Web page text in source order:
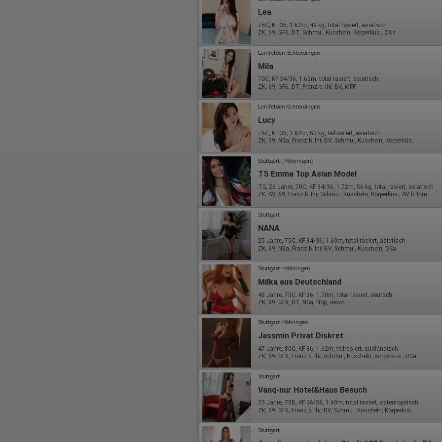
sowie die von dem Browser übermittelte IP-Adresse werden übertragen
und gespeichert. Dabei können aus den verarbeiteten Daten
Nutzungsprofile der Nutzer erstellt werden. Diese Informationen wird
Google gegebenenfalls auch an Dritte übertragen, sofern dies gesetzlich
vorgeschrieben wird oder, soweit Dritte diese Daten im Auftrag von
Google verarbeiten. Die IP-Adresse der Nutzer wird von Google innerhalb
von Mitgliedstaaten der Europäischen Union oder in anderen
Vertragsstaaten des Abkommens über den Europäischen
Wirtschaftsraum gekürzt, dies bedeutet, dass alle Daten anonym
erhoben werden. Nur in Ausnahmefällen wird die volle IP-Adresse an
einen Server von Google in den USA übertragen und dort gekürzt. Die von
dem Browser des Nutzers übermittelte IP-Adresse wird nicht mit anderen
Daten von Google zusammengeführt.
Erhobene Informationen zum Besucherverhalten sind folgende:
Herkunft (Land und Stadt)
Sprache
Betriebssystem
Gerät (PC, Tablet-PC oder Smartphone)
Browser und alle verwendeten Add-ons
Auflösung des Computers
Besucherquelle (Facebook, Suchmaschine oder verweisende
Webseite)
Welche Dateien wurden heruntergeladen?
Welche Videos angeschaut?
Wurden Werbebanner angeklickt?
Wohin ging der Besucher? Klickte er auf weitere Seiten des Portals
oder hat er sie komplett verlassen?
Wie lange blieb der Besucher?
Ort der Verarbeitung:
Europäische Union & USA
Hotjar
Wir nutzen Hotjar als Webanalysedient. Es wird verwendet, um Daten
über das Benutzerverhalten zu sammeln. Hotjar kann auch im Rahmen
von Umfragen und Feedbackfunktionen, die auf unserer Website
eingebunden sind, von Ihnen bereitgestellte Informationen verarbeiten.
Herausgeber:
Hotjar Limited, Malta
Erhobene Daten:
Datum und Uhrzeit des Besuchs
Gerätetyp
Geografischer Standort
IP-Adresse
Mausbewegungen
Besuchte Seiten
Referrer URL
Bildschirmauflösung
Eindeutige Gerätekennung
Sprachinformationen
Lea
75C, KF 36, 1.62m, 49 kg, total rasiert, asiatisch
ZK, 69, GF6, DT, Schmu., Kuscheln, Körperküs., ZAa
Leinfelden-Echterdingen
Mila
70C, KF 34/36, 1.65m, total rasiert, asiatisch
ZK, 69, GF6, DT, Franz b. Ihr, BV, MFF
Leinfelden-Echterdingen
Lucy
75C, KF 36, 1.62m, 50 kg, teilrasiert, asiatisch
ZK, 69, NSa, Franz b. Ihr, BV, Schmu., Kuscheln, Körperküs.
Stuttgart ( Möhringen)
TS Emma Top Asian Model
TS, 26 Jahre, 70C, KF 34/36, 1.72m, 56 kg, total rasiert, asiatisch
ZK, AV, 69, Franz b. Ihr, Schmu., Kuscheln, Körperküs., AV b. Ihm
Stuttgart
NANA
25 Jahre, 75C, KF 34/36, 1.60m, total rasiert, asiatisch
ZK, 69, NSa, Franz b. Ihr, BV, Schmu., Kuscheln, DSa
Stuttgart -Möhringen
Milka aus Deutschland
48 Jahre, 75C, KF 36, 1.70m, total rasiert, deutsch
ZK, 69, GF6, DT, NSa, NSp, devot
Stuttgart Möhringen
Jassmin Privat Diskret
47 Jahre, 80C, KF 36, 1.62m, teilrasiert, südländisch
ZK, 69, GF6, Franz b. Ihr, Schmu., Kuscheln, Körperküs., DSa
Stuttgart
Vanq-nur Hotel&Haus Besuch
25 Jahre, 75B, KF 36/38, 1.60m, total rasiert, osteuropäisch
ZK, 69, GF6, Franz b. Ihr, BV, Schmu., Kuscheln, Körperküs.
Stuttgart